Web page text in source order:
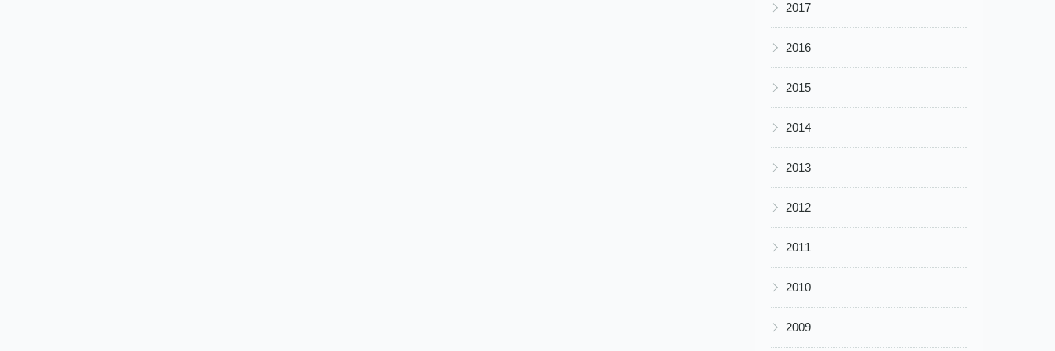
▶ 2017
▶ 2016
▶ 2015
▶ 2014
▶ 2013
▶ 2012
▶ 2011
▶ 2010
▶ 2009